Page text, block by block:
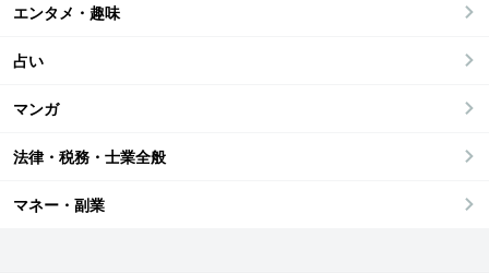
エンタメ・趣味
占い
マンガ
法律・税務・士業全般
マネー・副業